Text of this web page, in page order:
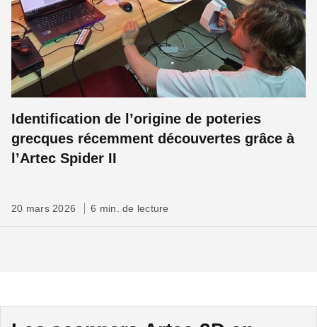
Identification de l’origine de poteries
grecques récemment découvertes grâce à
l’Artec Spider II
20 mars 2026 6 min. de lecture